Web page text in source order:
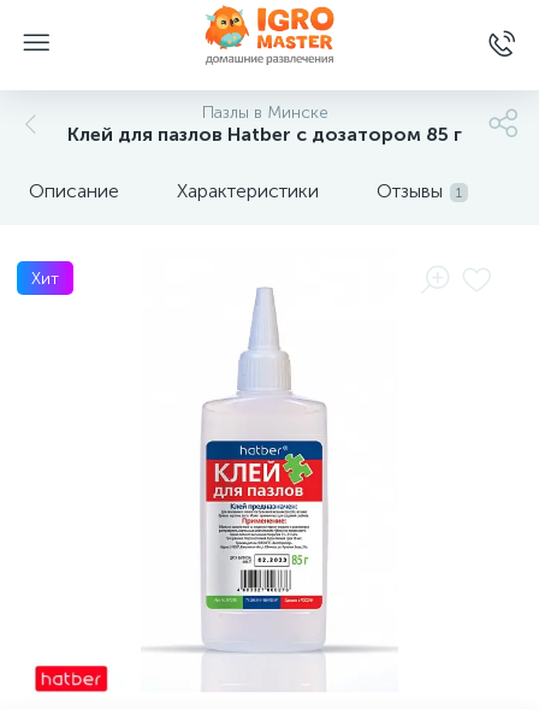
Пазлы в Минске
Клей для пазлов Hatber с дозатором 85 г
Описание Характеристики Отзывы 1
Хит